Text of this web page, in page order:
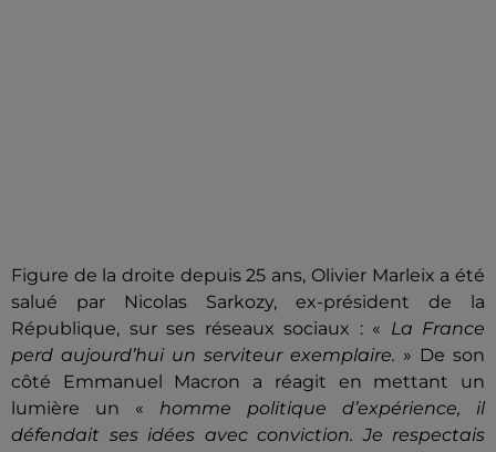
Figure de la droite depuis 25 ans, Olivier Marleix a été
salué par Nicolas Sarkozy, ex-président de la
République, sur ses réseaux sociaux : « La France
perd aujourd’hui un serviteur exemplaire. » De son
côté Emmanuel Macron a réagit en mettant un
lumière un « homme politique d’expérience, il
défendait ses idées avec conviction. Je respectais